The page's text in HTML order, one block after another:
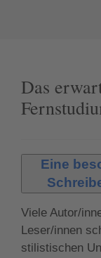
Das
Eine
Viele Autor/
Leser/innen
stilistischen